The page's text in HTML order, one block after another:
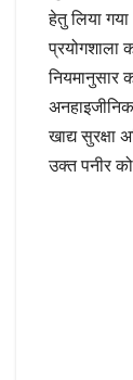
हेतु लिया
प्रयोगशाला
नियमानुसार
खाद्य सुरक्षा
उक्त पनीर